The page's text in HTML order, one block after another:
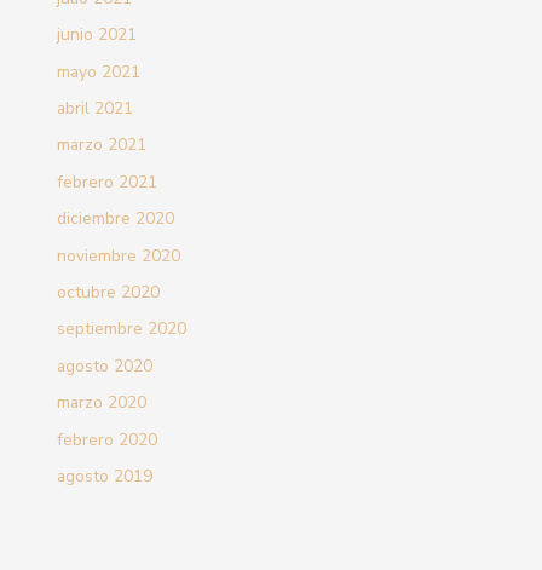
junio 2021
mayo 2021
abril 2021
marzo 2021
febrero 2021
diciembre 2020
noviembre 2020
octubre 2020
septiembre 2020
agosto 2020
marzo 2020
febrero 2020
agosto 2019